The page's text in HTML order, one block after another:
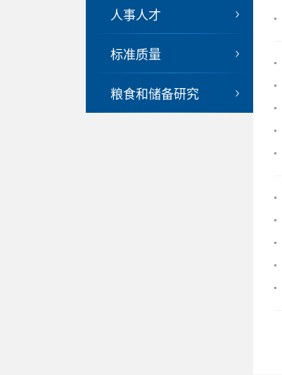
人事人才
标准质量
粮食和储备研究